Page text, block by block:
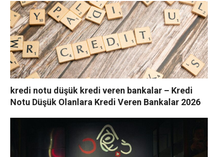
kredi notu düşük kredi veren bankalar – Kredi
Notu Düşük Olanlara Kredi Veren Bankalar 2026